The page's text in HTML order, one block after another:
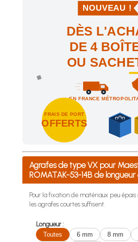
NOUVEAU !
DÈS
DE 4
OU
EN FRANCE
FRAIS DE PORT
OFFERTS
Achetez 4 sachets ou boîtes
Agrafes de type VX pour
ROMATAK-53-14B de
Pour la fixation de matériaux peu épais
les agrafes courtes suffisent.
Longueur :
Toutes
6 mm 8 mm